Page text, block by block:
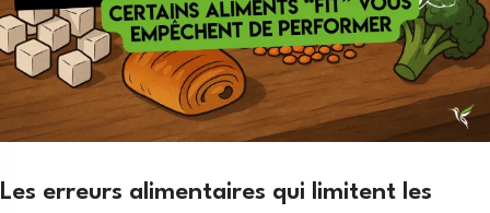
Les erreurs alimentaires qui limitent les